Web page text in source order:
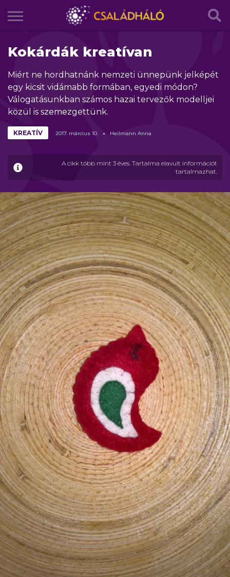
Kokárdák kreatívan
Miért ne hordhatnánk nemzeti ünnepünk jelképét
egy kicsit vidámabb formában, egyedi módon?
Válogatásunkban számos hazai tervezők modelljei
közül is szemezgettünk.
A cikk több mint 3 éves. Tartalma elavult információt
tartalmazhat.
KREATÍV 2017. március 10. Heilmann Anna